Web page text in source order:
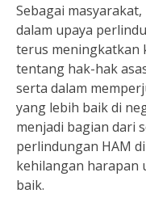
Sebagai
dalam upaya
terus meningkatkan
tentang hak-hak
serta dalam
yang lebih baik di
menjadi bagian dari
perlindungan HAM
kehilangan harapan
baik.